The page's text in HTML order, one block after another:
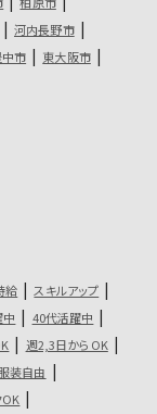
河内長野市
中市
東大阪市
給
スキルアップ
40代活躍中
週2,3日からOK
装自由
OK